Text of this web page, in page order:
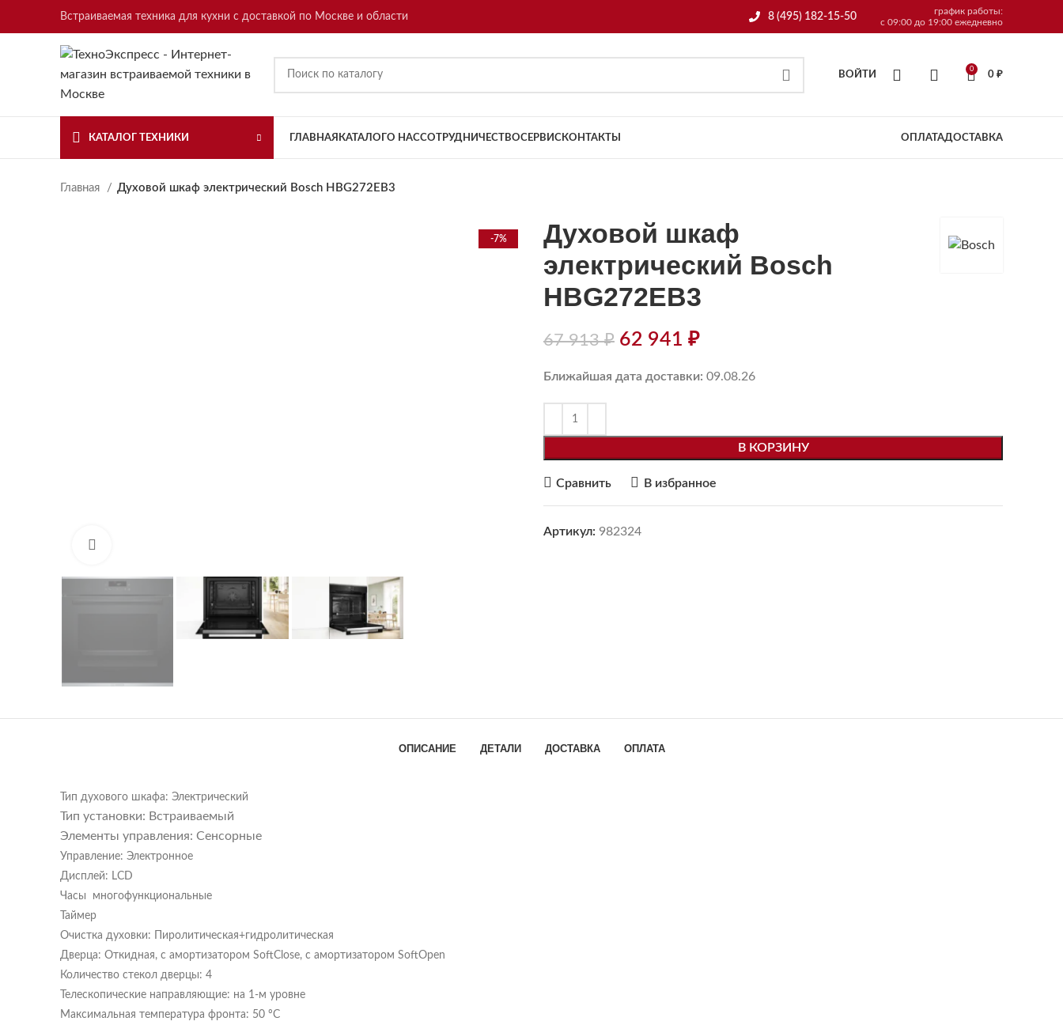
Встраиваемая техника для кухни с доставкой по Москве и области 8 (495) 182-15-50
график работы:
с 09:00 до 19:00 ежедневно
ВОЙТИ
0
0 ₽
КАТАЛОГ ТЕХНИКИ ГЛАВНАЯ КАТАЛОГО НАССОТРУДНИЧЕСТВОСЕРВИСКОНТАКТЫ ОПЛАТАДОСТАВКА
Главная Духовой шкаф электрический Bosch HBG272EB3
-7%
Духовой шкаф
электрический Bosch
HBG272EB3
67 913₽ 62 941 ₽
Ближайшая дата доставки: 09.08.26
В КОРЗИНУ
Сравнить В избранное
Артикул: 982324
ОПИСАНИЕ ДЕТАЛИ ДОСТАВКА ОПЛАТА
Тип духового шкафа: Электрический
Тип установки: Встраиваемый
Элементы управления: Сенсорные
Управление: Электронное
Дисплей: LCD
Часы многофункциональные
Таймер
Очистка духовки: Пиролитическая+гидролитическая
Дверца: Откидная, с амортизатором SoftClose, с амортизатором SoftOpen
Количество стекол дверцы: 4
Телескопические направляющие: на 1-м уровне
Максимальная температура фронта: 50 ºC